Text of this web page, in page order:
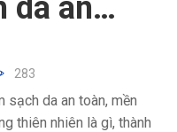
da an
283
sạch da an toàn, mền
thiên nhiên là gì, thành